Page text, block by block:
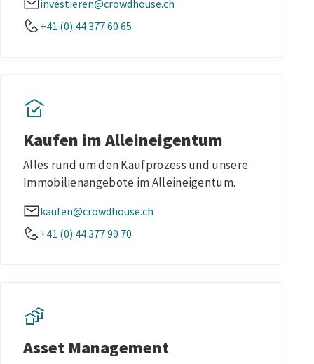
investieren@crowdhouse.ch
+41 (0) 44 377 60 65
Kaufen im Alleineigentum
Alles rund um den Kaufprozess und unsere
Immobilienangebote im Alleineigentum.
kaufen@crowdhouse.ch
+41 (0) 44 377 90 70
Asset Management